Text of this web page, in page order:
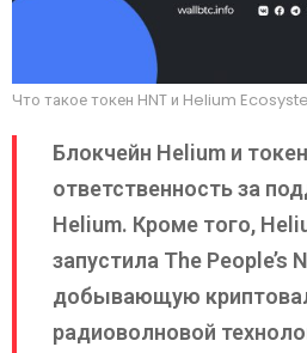
Что такое токен HNT и Helium
Блокчейн Helium и
ответственность за
Helium. Кроме того,
запустила The People’s
добывающую
радиоволновой